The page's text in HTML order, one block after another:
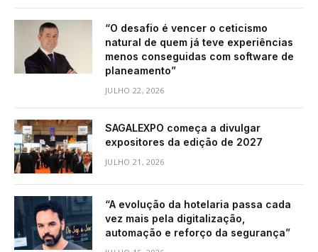
“O desafio é vencer o ceticismo
natural de quem já teve experiências
menos conseguidas com software de
planeamento”
JULHO 22, 2026
SAGALEXPO começa a divulgar
expositores da edição de 2027
JULHO 21, 2026
“A evolução da hotelaria passa cada
vez mais pela digitalização,
automação e reforço da segurança”